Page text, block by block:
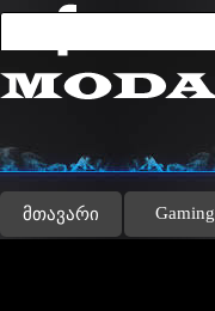
Go to content
მთავარი Gaming